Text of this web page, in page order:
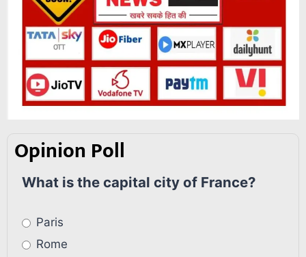
Opinion Poll
What is the capital city of France?
Paris
Rome